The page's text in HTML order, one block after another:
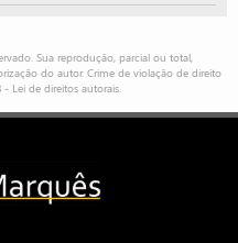
Sua reprodução, parcial ou total,
do autor. Crime de violação de direito
- Lei de direitos autorais.